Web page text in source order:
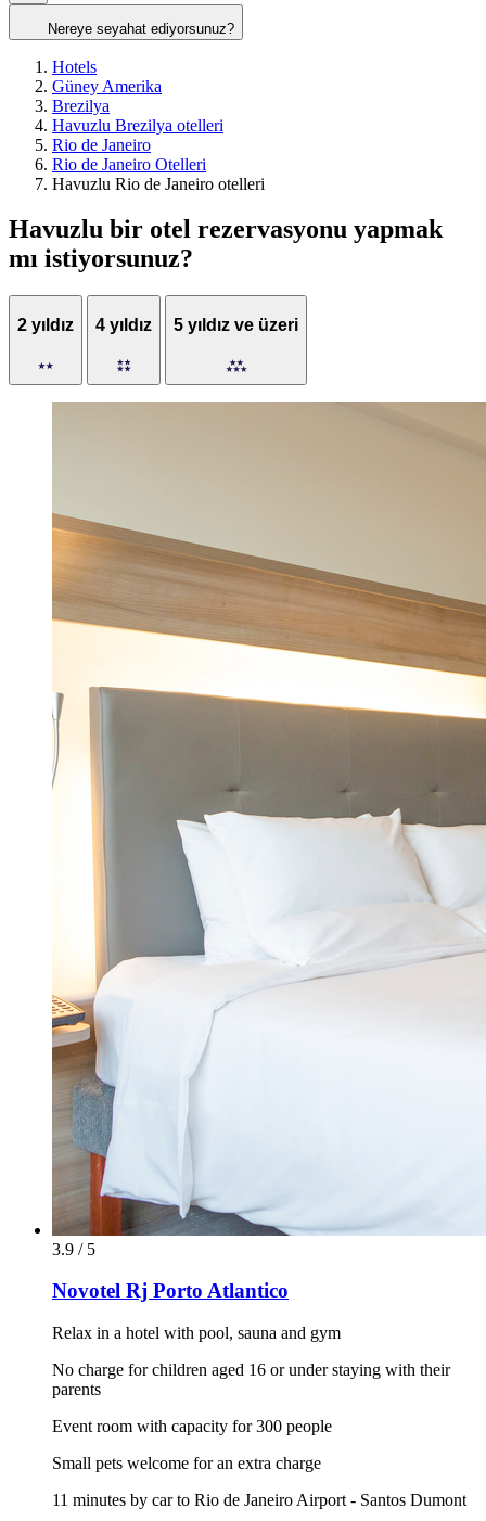
Nereye seyahat ediyorsunuz?
Hotels
Güney Amerika
Brezilya
Havuzlu Brezilya otelleri
Rio de Janeiro
Rio de Janeiro Otelleri
Havuzlu Rio de Janeiro otelleri
Havuzlu bir otel rezervasyonu yapmak
mı istiyorsunuz?
2 yıldız 4 yıldız 5 yıldız ve üzeri
3.9 / 5
Novotel Rj Porto Atlantico
Relax in a hotel with pool, sauna and gym
No charge for children aged 16 or under staying with their
parents
Event room with capacity for 300 people
Small pets welcome for an extra charge
11 minutes by car to Rio de Janeiro Airport - Santos Dumont